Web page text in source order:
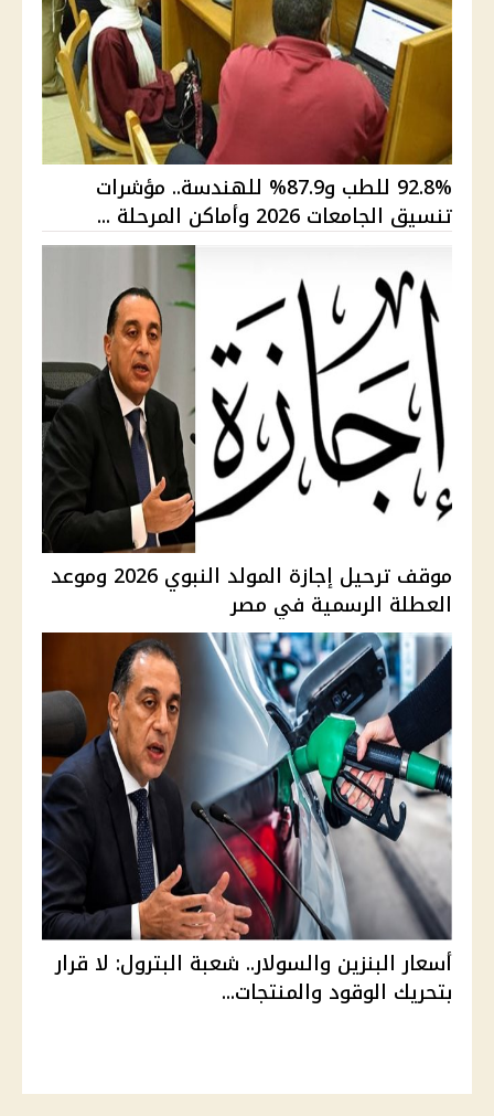
92.8% للطب و87.9% للهندسة.. مؤشرات
تنسيق الجامعات 2026 وأماكن المرحلة ...
موقف ترحيل إجازة المولد النبوي 2026 وموعد
العطلة الرسمية في مصر
أسعار البنزين والسولار.. شعبة البترول: لا قرار
بتحريك الوقود والمنتجات...